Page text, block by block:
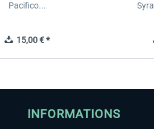
Pacifico...
15,00 € *
INFORMATIONS